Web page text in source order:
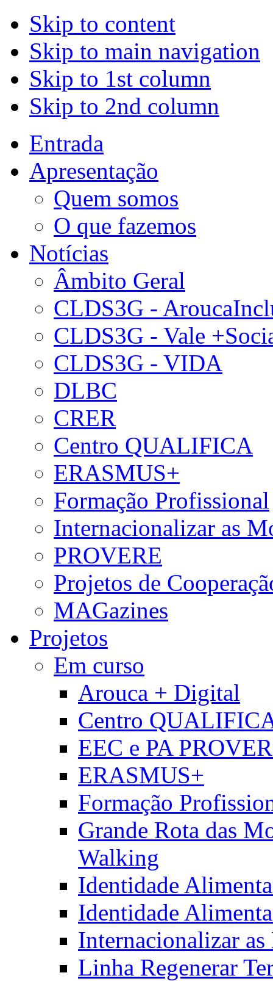
Skip to content
Skip to main navigation
Skip to 1st column
Skip to 2nd column
Entrada
Apresentação
Quem somos
O que fazemos
Notícias
Âmbito Geral
CLDS3G -
CLDS3G - Vale
CLDS3G - VIDA
DLBC
CRER
Centro QUALIFICA
ERASMUS+
Formação Profissional
Internacionalizar as
PROVERE
Projetos de
MAGazines
Projetos
Em curso
Arouca + Digital
Centro
EEC e PA
ERASMUS+
Formação
Grande Rota das
Walking
Identidade
Identidade
Internacionalizar
Linha Regenerar